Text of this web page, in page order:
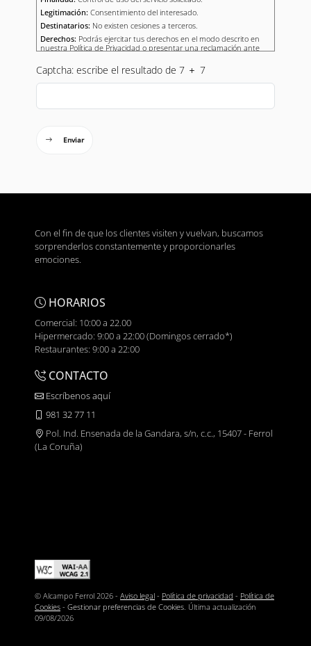
Legitimación: Consentimiento del interesado.
Destinatarios: No existen cesiones a terceros.
Derechos: Podrás ejercitar tus derechos en el modo descrito en
nuestra Política de Privacidad o presentar una reclamación ante
Captcha: escribe el resultado de 7 7
Enviar
Con el fin de que los clientes visiten y vuelvan, buscamos
sorprenderlos constantemente y proporcionarles
emociones.
HORARIOS
Comercial: 10:00 a 22.00
Hipermercado: 9:00 a 22:00 (Domingos cerrado*)
Restaurantes: 9:00 a 22:00
CONTACTO
Escríbenos aquí
981 32 77 11
Pol. Ind. Ensenada de la Gandara, s/n, c.c., 15407 - Ferrol
(La Coruña)
© Alcampo Ferrol 2026 - Aviso legal - Política de privacidad - Política de
Cookies - Gestionar preferencias de Cookies. Última actualización
09/08/2026